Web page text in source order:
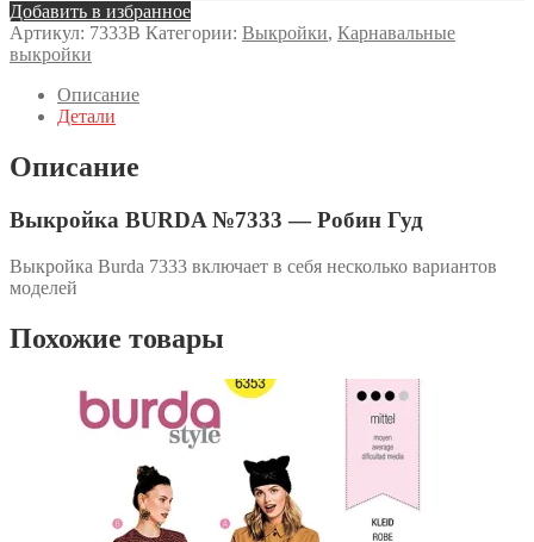
Добавить в избранное
Артикул: 7333B Категории: Выкройки, Карнавальные
выкройки
Описание
Детали
Описание
Выкройка BURDA №7333 — Робин Гуд
Выкройка Burda 7333 включает в себя несколько вариантов
моделей
Похожие товары